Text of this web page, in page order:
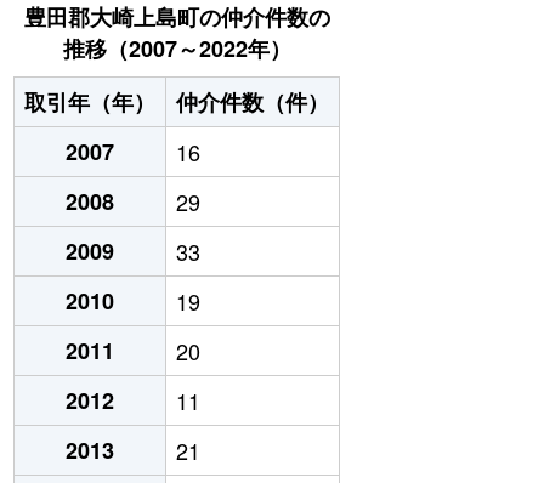
豊田郡大崎上島町の仲介件数の
推移（2007～2022年）
取引年（年）
仲介件数（件）
2007
16
2008
29
2009
33
2010
19
2011
20
2012
11
2013
21